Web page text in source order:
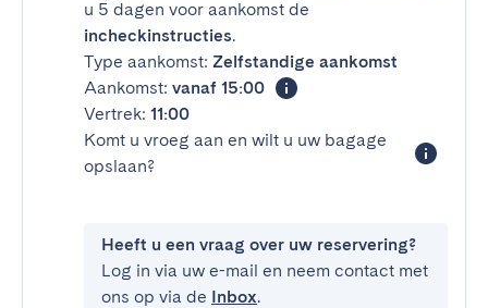
u 5 dagen voor aankomst de
incheckinstructies.
Type aankomst: Zelfstandige aankomst
Aankomst: vanaf 15:00
Vertrek: 11:00
Komt u vroeg aan en wilt u uw bagage
opslaan?
Heeft u een vraag over uw reservering?
Log in via uw e-mail en neem contact met
ons op via de Inbox.